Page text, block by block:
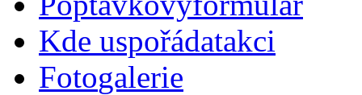
Kde uspořádatakci
Fotogalerie